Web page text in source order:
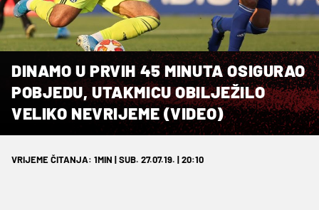
DINAMO U PRVIH 45 MINUTA OSIGURAO
POBJEDU, UTAKMICU OBILJEŽILO
VELIKO NEVRIJEME (VIDEO)
VRIJEME ČITANJA: 1MIN | SUB. 27.07.19. | 20:10